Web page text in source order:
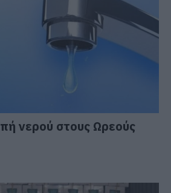
νερού στους Ωρεούς